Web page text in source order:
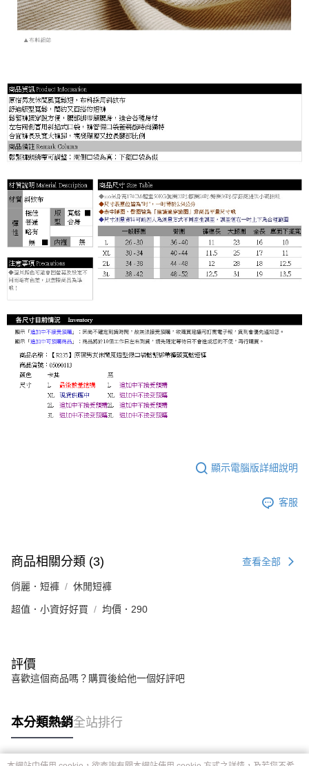
顯示電腦版詳細說明
客服
商品相關分類 (3) 查看全部
俏麗．短褲 休閒短褲
超值．小資好好買 均價．290
評價
喜歡這個商品嗎？購買後給他一個好評吧
本分類熱銷全站排行